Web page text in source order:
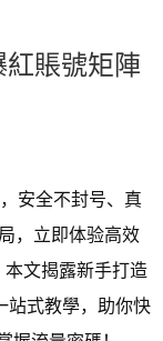
紅賬號矩陣
安全不封号、真
，立即体验高效
文揭露新手打造
站式教學，助你快